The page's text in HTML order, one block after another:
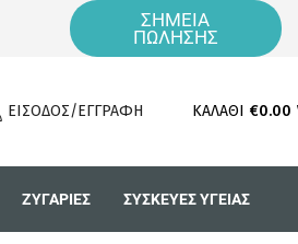
ΣΗΜΕΙΑ
ΠΩΛΗΣΗΣ
ΕΊΣΟΔΟΣ/ΕΓΓΡΑΦΉ ΚΑΛΆΘΙ €0.00
ΖΥΓΑΡΙΕΣ ΣΥΣΚΕΥΕΣ ΥΓΕΙΑΣ